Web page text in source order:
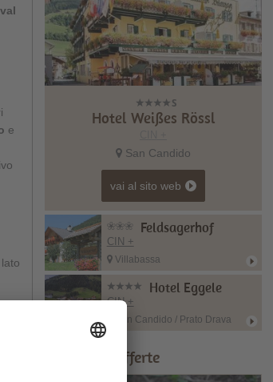
e
Hotel Weißes Rössl
San Candido
vai al sito web
Feldsagerhof
CIN +
Villabassa
Hotel Eggele
CIN +
San Candido / Prato Drava
Consigli & Offerte